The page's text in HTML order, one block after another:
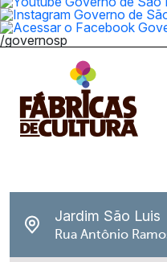
/governosp
Jardim São Luis
Rua Antônio